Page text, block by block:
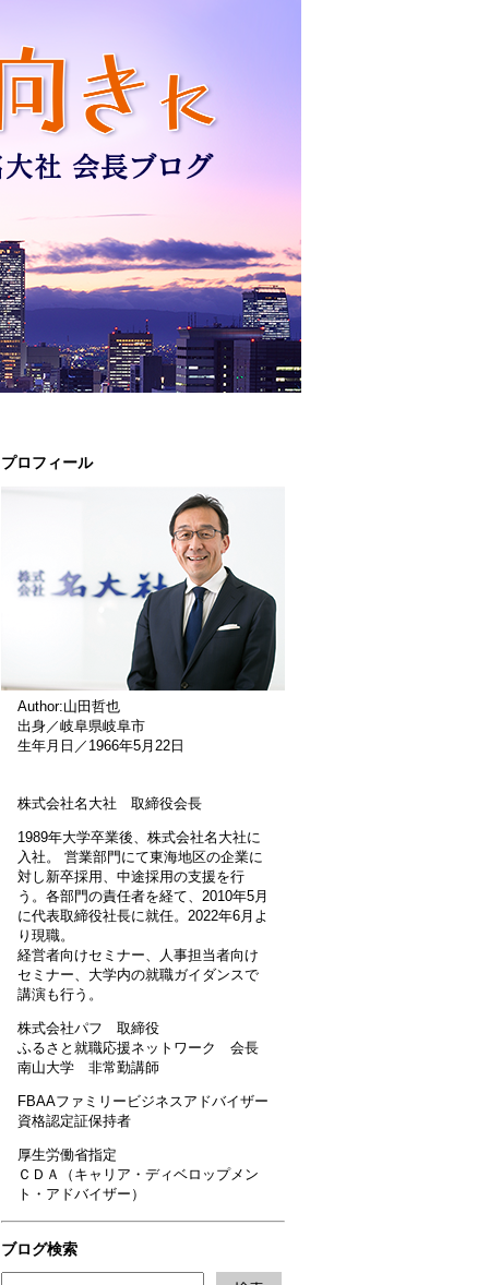
プロフィール
Author:山田哲也
出身／岐阜県岐阜市
生年月日／1966年5月22日
株式会社名大社 取締役会長
1989年大学卒業後、株式会社名大社に
入社。 営業部門にて東海地区の企業に
対し新卒採用、中途採用の支援を行
う。各部門の責任者を経て、2010年5月
に代表取締役社長に就任。2022年6月よ
り現職。
経営者向けセミナー、人事担当者向け
セミナー、大学内の就職ガイダンスで
講演も行う。
株式会社パフ 取締役
ふるさと就職応援ネットワーク 会長
南山大学 非常勤講師
FBAAファミリービジネスアドバイザー
資格認定証保持者
厚生労働省指定
ＣＤＡ（キャリア・ディベロップメン
ト・アドバイザー）
ブログ検索